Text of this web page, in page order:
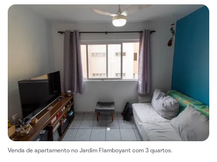
Venda de apartamento no Jardim Flamboyant com 3 quartos.